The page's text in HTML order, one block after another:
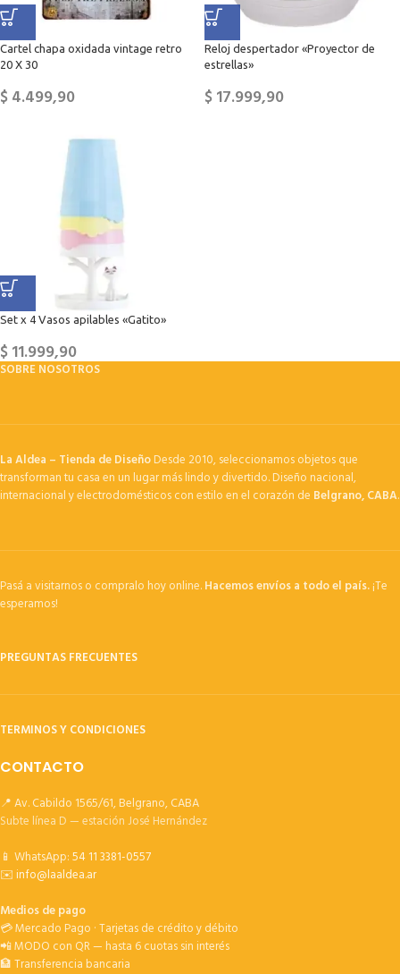
Cartel chapa oxidada vintage retro
20 X 30
$4.499,90
Reloj despertador «Proyector de
estrellas»
$17.999,90
Set x 4 Vasos apilables «Gatito»
$11.999,90
SOBRE NOSOTROS
La Aldea – Tienda de DiseñoDesde 2010, seleccionamos objetos que
transforman tu casa en un lugar más lindo y divertido. Diseño nacional,
internacional y electrodomésticos con estilo en el corazón de Belgrano, CABA.
Pasá a visitarnos o compralo hoy online.Hacemos envíos a todo el país.¡Te
esperamos!
PREGUNTAS FRECUENTES
TERMINOS Y CONDICIONES
CONTACTO
📍 Av. Cabildo 1565/61, Belgrano, CABA
Subte línea D — estación José Hernández
📱 WhatsApp:54 11 3381-0557
✉️info@laaldea.ar
Medios de pago
💳 Mercado Pago · Tarjetas de crédito y débito
📲 MODO con QR — hasta 6 cuotas sin interés
🏦 Transferencia bancaria